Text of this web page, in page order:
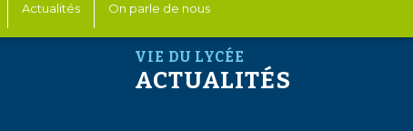
Actualités On parle de nous
VIE DU LYCÉE
ACTUALITÉS